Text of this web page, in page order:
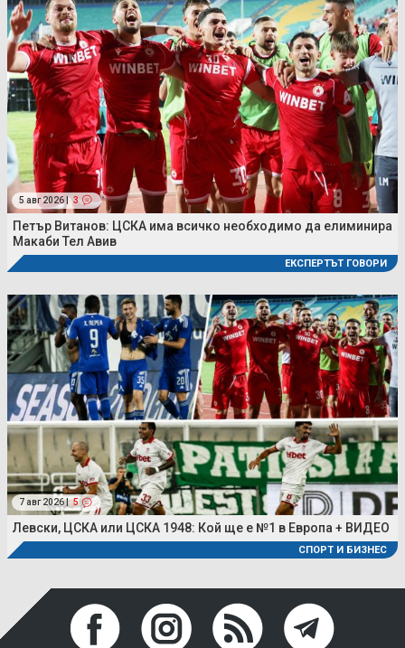
5 авг 2026 | 3
Петър Витанов: ЦСКА има всичко необходимо да елиминира
Макаби Тел Авив
ЕКСПЕРТЪТ ГОВОРИ
7 авг 2026 | 5
Левски, ЦСКА или ЦСКА 1948: Кой ще е №1 в Европа + ВИДЕО
СПОРТ И БИЗНЕС